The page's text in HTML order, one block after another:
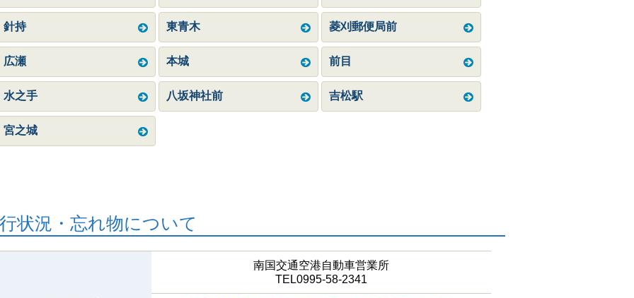
針持 東青木 菱刈郵便局前
広瀬 本城 前目
水之手 八坂神社前 吉松駅
宮之城
状況・忘れ物について
南国交通空港自動車営業所
TEL0995-58-2341